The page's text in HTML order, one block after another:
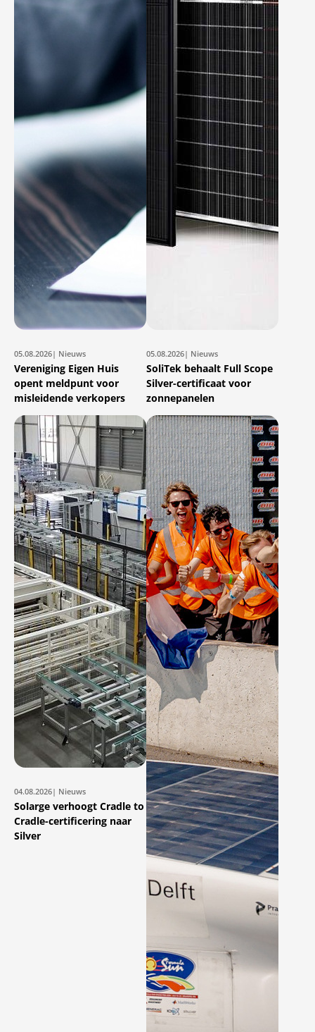
05.08.2026| Nieuws
Vereniging Eigen Huis
opent meldpunt voor
misleidende verkopers
05.08.2026| Nieuws
SoliTek behaalt Full Scope
Silver-certificaat voor
zonnepanelen
04.08.2026| Nieuws
Solarge verhoogt Cradle to
Cradle-certificering naar
Silver